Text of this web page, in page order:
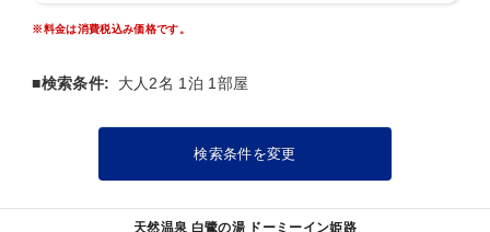
／乳液もご用意いたしております。 ◆朝食内容◆ 味めぐり小鉢横丁〜
バタートースト」「温麺」「牛鍋」 【場所】2階レストラン 〜
ラン 【時間】21:30〜23:00 ◆湯上りサービス 12階湯上り処にて無料
でご提供！ 【場所】12階 【時間】アイス 15:00〜25:00
乳酸菌飲料 05:00〜10:00 ◆駐車場 【料金】機械式立体駐
車場1，300円／1泊（先着順） 【車両制限】車高2.05m以下：車幅
1.85m以下：車長5.05m以下 ※ホテル駐車場が満車となった場合は、
※料金は消費税込み価格です。
■検索条件: 大人2名 1泊 1部屋
検索条件を変更
天然温泉 白鷺の湯 ドーミーイン姫路